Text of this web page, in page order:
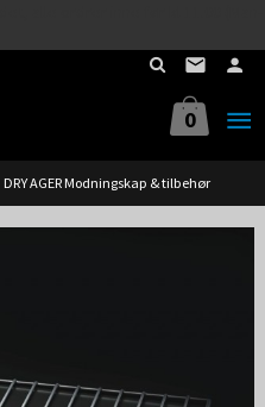
0
DRY AGER Modningskap & tilbehør